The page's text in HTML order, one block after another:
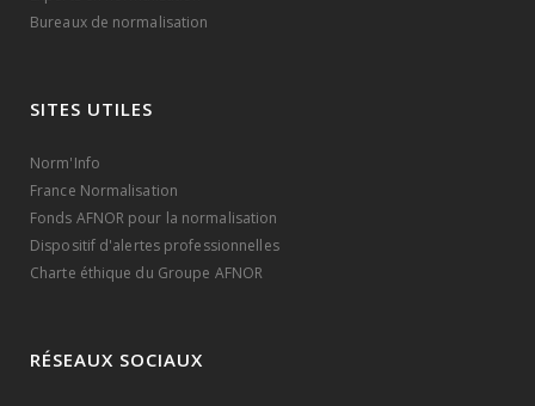
Bureaux de normalisation
SITES UTILES
Norm'Info
France Normalisation
Fonds AFNOR pour la normalisation
Dispositif d'alertes professionnelles
Charte éthique du Groupe AFNOR
RÉSEAUX SOCIAUX